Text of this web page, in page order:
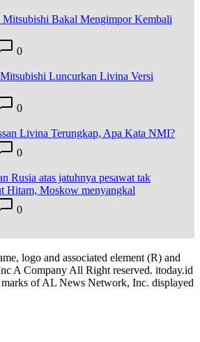
Mitsubishi Bakal Mengimpor Kembali
0
Luncurkan Livina Versi
0
Livina Terungkap, Apa Kata NMI?
0
Rusia atas jatuhnya pesawat tak
Hitam, Moskow menyangkal
0
logo and associated element (R) and
A Company All Right reserved. itoday.id
marks of AL News Network, Inc. displayed